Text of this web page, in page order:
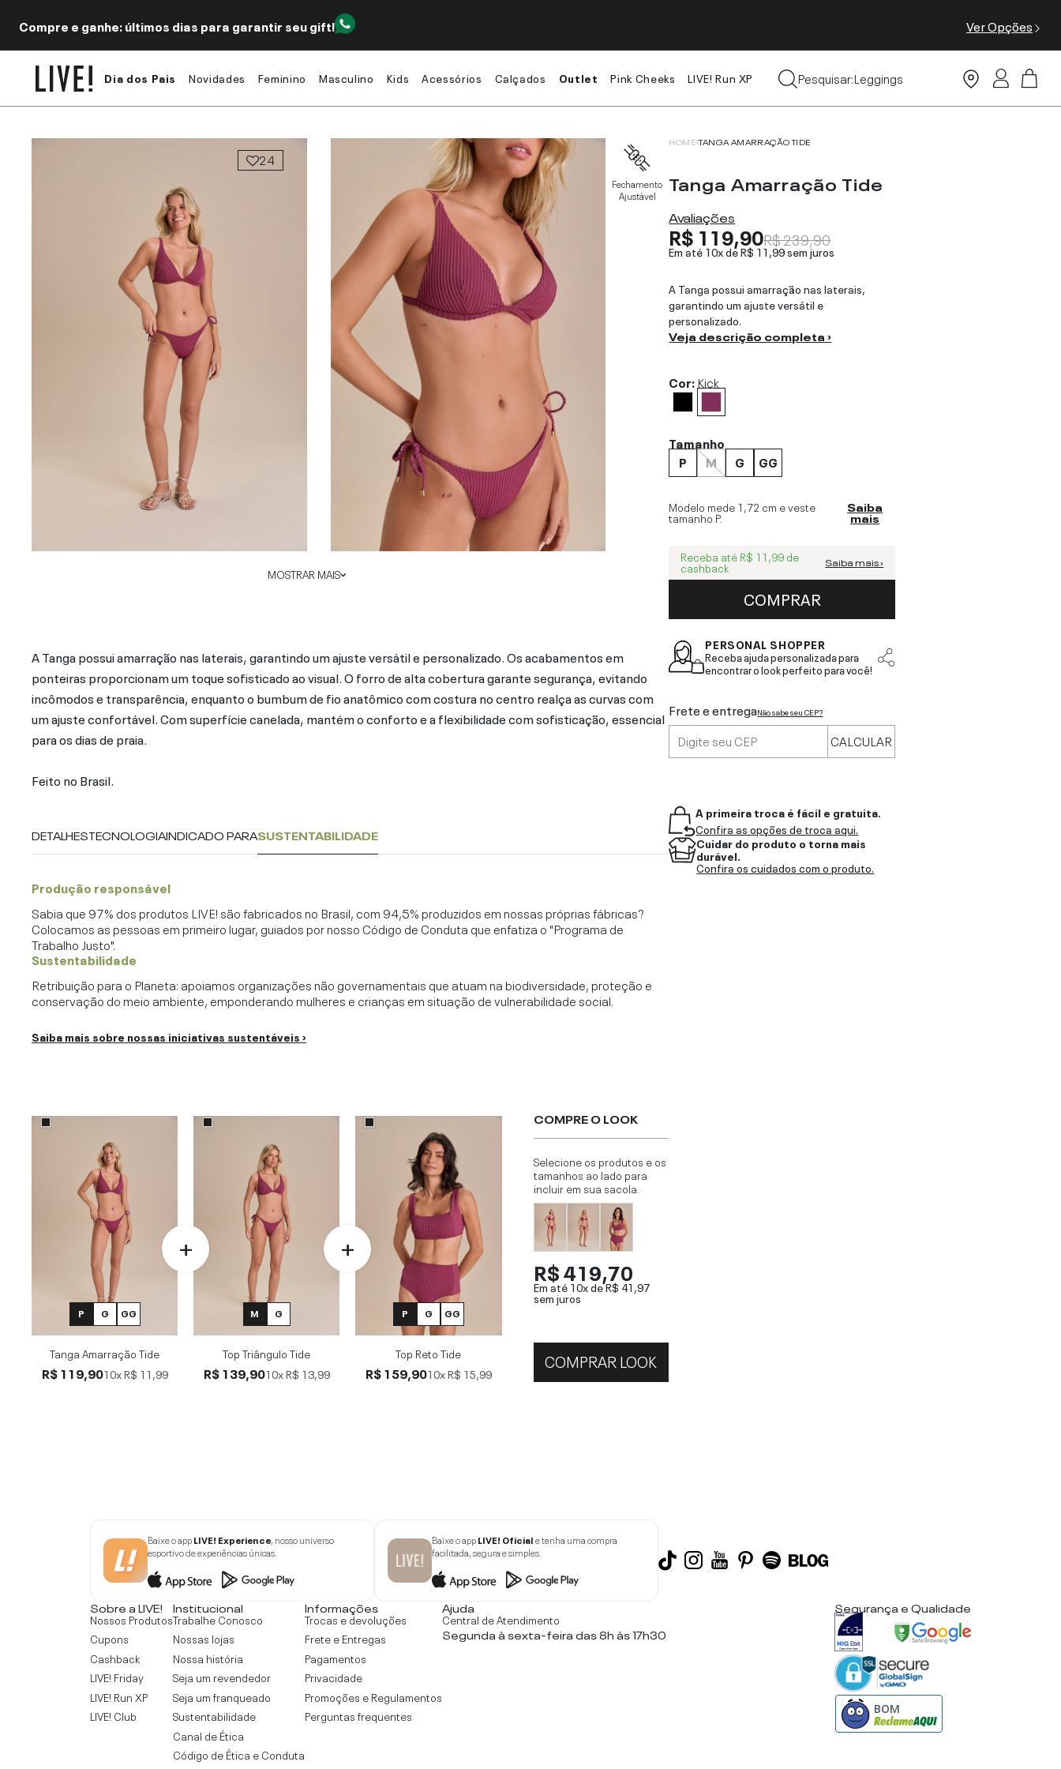
Compre e ganhe: últimos dias para garantir seu gift! Ver Opções
Dia dos Pais Novidades Feminino Masculino Kids Acessórios Calçados Outlet Pink Cheeks LIVE! Run XP
Pesquisar:
Tops
Leggings
24
MOSTRAR MAIS
Fechamento
Ajustável
A Tanga possui amarração nas laterais, garantindo um ajuste versátil e personalizado. Os acabamentos em
ponteiras proporcionam um toque sofisticado ao visual. O forro de alta cobertura garante segurança, evitando
incômodos e transparência, enquanto o bumbum de fio anatômico com costura no centro realça as curvas com
um ajuste confortável. Com superfície canelada, mantém o conforto e a flexibilidade com sofisticação, essencial
para os dias de praia.
Feito no Brasil.
DETALHESTECNOLOGIAINDICADO PARASUSTENTABILIDADE
Produção responsável
Sabia que 97% dos produtos LIVE! são fabricados no Brasil, com 94,5% produzidos em nossas próprias fábricas?
Colocamos as pessoas em primeiro lugar, guiados por nosso Código de Conduta que enfatiza o "Programa de
Trabalho Justo".
Sustentabilidade
Retribuição para o Planeta: apoiamos organizações não governamentais que atuam na biodiversidade, proteção e
conservação do meio ambiente, emponderando mulheres e crianças em situação de vulnerabilidade social.
Saiba mais sobre nossas iniciativas sustentáveis ›
P G GG
Tanga Amarração Tide
R$ 119,9010xR$ 11,99
M G
Top Triângulo Tide
R$ 139,9010xR$ 13,99
P G GG
Top Reto Tide
R$ 159,9010xR$ 15,99
COMPRE O LOOK
Selecione os produtos e os
tamanhos ao lado para
incluir em sua sacola.
R$ 419,70
Em até 10x deR$ 41,97
sem juros
COMPRAR LOOK
HOME TANGA AMARRAÇÃO TIDE
Tanga Amarração Tide
Avaliações
R$ 119,90R$ 239,90
Em até 10x deR$ 11,99sem juros
A Tanga possui amarração nas laterais,
garantindo um ajuste versátil e
personalizado.
Veja descrição completa ›
Cor:Kick
Tamanho
P
M G GG
Modelo mede 1,72 cm e veste
tamanho P.
Saiba
mais
Receba até R$ 11,99 de
cashback Saiba mais ›
COMPRAR
PERSONAL SHOPPER
Receba ajuda personalizada para
encontrar o look perfeito para você!
Frete e entregaNão sabe seu CEP?
CALCULAR
A primeira troca é fácil e gratuita.
Confira as opções de troca aqui.
Cuidar do produto o torna mais
durável.
Confira os cuidados com o produto.
Baixe o appLIVE! Experience, nosso universo
esportivo de experiências únicas.
Baixe o appLIVE! Oficiale tenha uma compra
facilitada, segura e simples.
Sobre a LIVE!
Nossos Produtos
Cupons
Cashback
LIVE! Friday
LIVE! Run XP
LIVE! Club
Institucional
Trabalhe Conosco
Nossas lojas
Nossa história
Seja um revendedor
Seja um franqueado
Sustentabilidade
Canal de Ética
Código de Ética e Conduta
Informações
Trocas e devoluções
Frete e Entregas
Pagamentos
Privacidade
Promoções e Regulamentos
Perguntas frequentes
Ajuda
Central de Atendimento
Segunda à sexta-feira das 8h às 17h30
Segurança e Qualidade
BOM